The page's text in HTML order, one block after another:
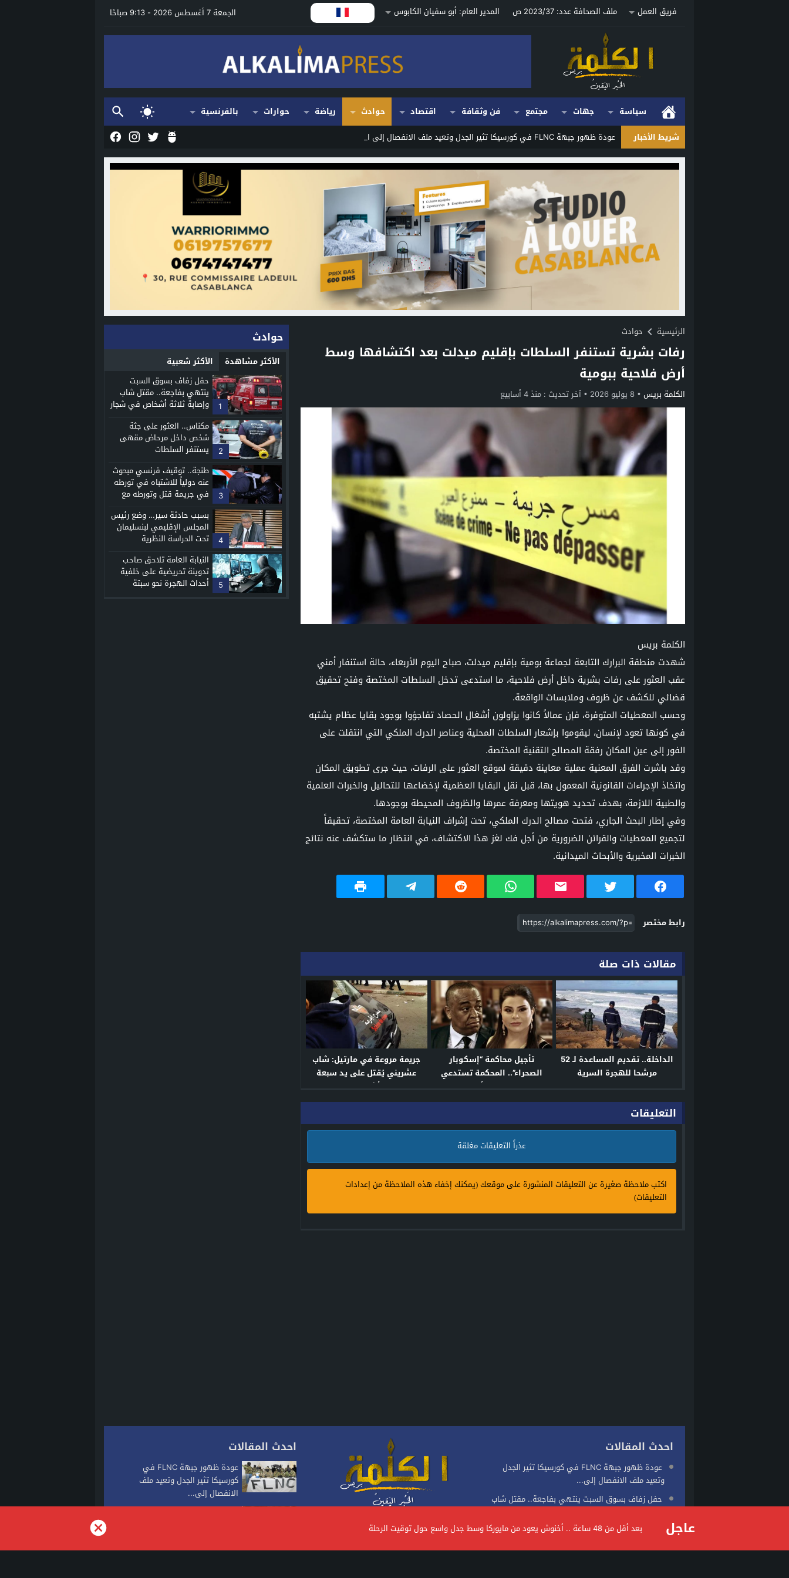
فريق العمل ملف الصحافة عدد: 2023/37 ص المدير العام: أبو سفيان الكابوس الجمعة 7 أغسطس 2026 - 9:13 صباحًا
سياسة جهات مجتمع فن وثقافة اقتصاد حوادث رياضة حوارات
بالفرنسية
شريط الأخبار
عودة ظهور جبهة FLNC في كورسيكا تثير الجدل وتعيد ملف الانفصال إلى الواجهة
Stop
Next
الرئيسية حوادث
رفات بشرية تستنفر السلطات بإقليم ميدلت بعد اكتشافها وسط
أرض فلاحية ببومية
الكلمة بريس 8 يوليو 2026 آخر تحديث : منذ 4 أسابيع
الكلمة بريس
شهدت منطقة البرارك التابعة لجماعة بومية بإقليم ميدلت، صباح اليوم الأربعاء، حالة استنفار أمني
عقب العثور على رفات بشرية داخل أرض فلاحية، ما استدعى تدخل السلطات المختصة وفتح تحقيق
قضائي للكشف عن ظروف وملابسات الواقعة.
وحسب المعطيات المتوفرة، فإن عمالاً كانوا يزاولون أشغال الحصاد تفاجؤوا بوجود بقايا عظام يشتبه
في كونها تعود لإنسان، ليقوموا بإشعار السلطات المحلية وعناصر الدرك الملكي التي انتقلت على
الفور إلى عين المكان رفقة المصالح التقنية المختصة.
وقد باشرت الفرق المعنية عملية معاينة دقيقة لموقع العثور على الرفات، حيث جرى تطويق المكان
واتخاذ الإجراءات القانونية المعمول بها، قبل نقل البقايا العظمية لإخضاعها للتحاليل والخبرات العلمية
والطبية اللازمة، بهدف تحديد هويتها ومعرفة عمرها والظروف المحيطة بوجودها.
وفي إطار البحث الجاري، فتحت مصالح الدرك الملكي، تحت إشراف النيابة العامة المختصة، تحقيقاً
لتجميع المعطيات والقرائن الضرورية من أجل فك لغز هذا الاكتشاف، في انتظار ما ستكشف عنه نتائج
الخبرات المخبرية والأبحاث الميدانية.
رابط مختصر
مقالات ذات صلة
الداخلة.. تقديم المساعدة لـ 52
مرشحا للهجرة السرية
تأجيل محاكمة “إسكوبار
الصحراء”.. المحكمة تستدعي
لطيفة رأفت
جريمة مروعة في مارتيل: شاب
عشريني يُقتل على يد سبعة
أشخاص
التعليقات
عذراً التعليقات مغلقة
اكتب ملاحظة صغيرة عن التعليقات المنشورة على موقعك (يمكنك إخفاء هذه الملاحظة من إعدادات
التعليقات)
حوادث
الأكثر مشاهدة الأكثر شعبية
1
حفل زفاف بسوق السبت
ينتهي بفاجعة.. مقتل شاب
وإصابة ثلاثة أشخاص في شجار
2
مكناس.. العثور على جثة
شخص داخل مرحاض مقهى
يستنفر السلطات
3
طنجة.. توقيف فرنسي مبحوث
عنه دولياً للاشتباه في تورطه
في جريمة قتل وتورطه مع
4
بسبب حادثة سير… وضع رئيس
المجلس الإقليمي لبنسليمان
تحت الحراسة النظرية
5
النيابة العامة تلاحق صاحب
تدوينة تحريضية على خلفية
أحداث الهجرة نحو سبتة
احدث المقالات
عودة ظهور جبهة FLNC في كورسيكا تثير الجدل
وتعيد ملف الانفصال إلى...
حفل زفاف بسوق السبت ينتهي بفاجعة.. مقتل شاب
بوريطة يمثل جلالة الملك في حفل تنصيب الرئيس
شركة، تأسس منذ سنة 2023، يهتم بالأخبار السياسية
احدث المقالات
عودة ظهور جبهة FLNC في
كورسيكا تثير الجدل وتعيد ملف
الانفصال إلى...
عاجل بعد أقل من 48 ساعة .. أخنوش يعود من مايوركا وسط جدل واسع حول توقيت الرحلة